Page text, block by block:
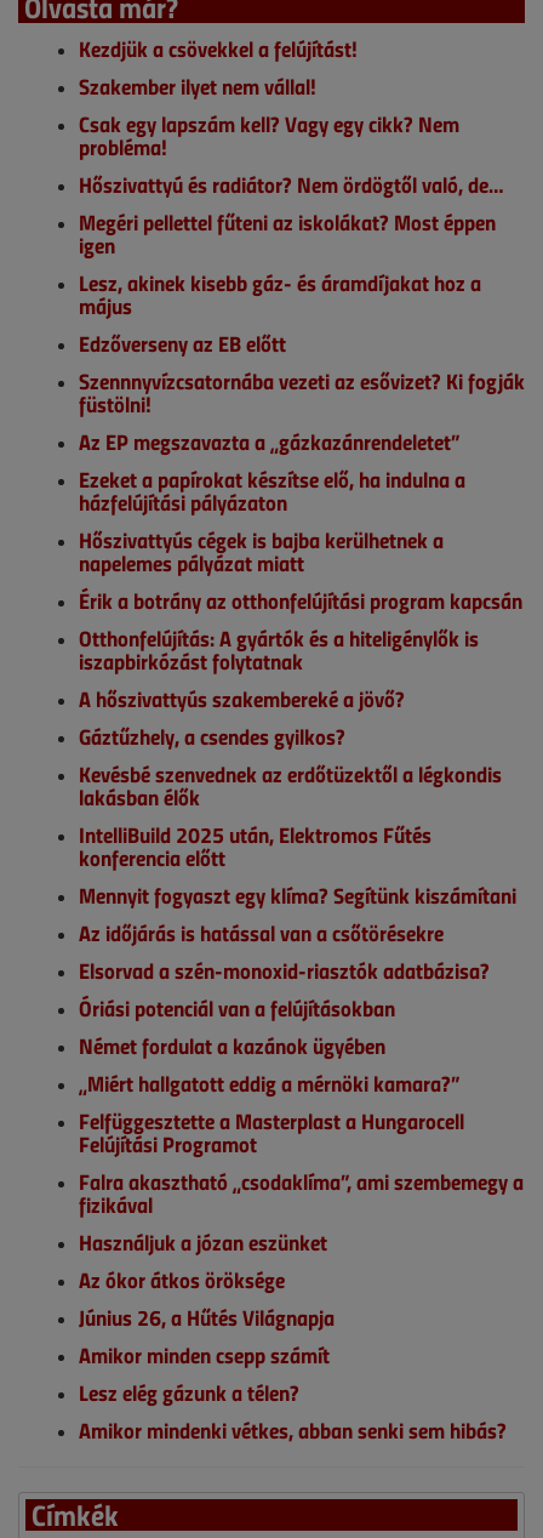
Kezdjük a csövekkel a felújítást!
Szakember ilyet nem vállal!
Csak egy lapszám kell? Vagy egy cikk? Nem
probléma!
Hőszivattyú és radiátor? Nem ördögtől való, de…
Megéri pellettel fűteni az iskolákat? Most éppen
igen
Lesz, akinek kisebb gáz- és áramdíjakat hoz a
május
Edzőverseny az EB előtt
Szennnyvízcsatornába vezeti az esővizet? Ki fogják
füstölni!
Az EP megszavazta a „gázkazánrendeletet”
Ezeket a papírokat készítse elő, ha indulna a
házfelújítási pályázaton
Hőszivattyús cégek is bajba kerülhetnek a
napelemes pályázat miatt
Érik a botrány az otthonfelújítási program kapcsán
Otthonfelújítás: A gyártók és a hiteligénylők is
iszapbirkózást folytatnak
A hőszivattyús szakembereké a jövő?
Gáztűzhely, a csendes gyilkos?
Kevésbé szenvednek az erdőtüzektől a légkondis
lakásban élők
IntelliBuild 2025 után, Elektromos Fűtés
konferencia előtt
Mennyit fogyaszt egy klíma? Segítünk kiszámítani
Az időjárás is hatással van a csőtörésekre
Elsorvad a szén-monoxid-riasztók adatbázisa?
Óriási potenciál van a felújításokban
Német fordulat a kazánok ügyében
„Miért hallgatott eddig a mérnöki kamara?”
Felfüggesztette a Masterplast a Hungarocell
Felújítási Programot
Falra akasztható „csodaklíma”, ami szembemegy a
fizikával
Használjuk a józan eszünket
Az ókor átkos öröksége
Június 26, a Hűtés Világnapja
Amikor minden csepp számít
Lesz elég gázunk a télen?
Amikor mindenki vétkes, abban senki sem hibás?
Címkék